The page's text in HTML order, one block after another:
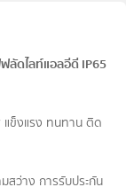
ลัดไลท์แอลอีดี IP65
ข็งแรง ทนทาน ติด
สว่าง การรับประกัน